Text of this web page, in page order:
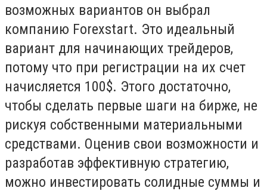
возможных вариантов он выбрал
компанию Forexstart. Это идеальный
вариант для начинающих трейдеров,
потому что при регистрации на их счет
начисляется 100$. Этого достаточно,
чтобы сделать первые шаги на бирже, не
рискуя собственными материальными
средствами. Оценив свои возможности и
разработав эффективную стратегию,
можно инвестировать солидные суммы и